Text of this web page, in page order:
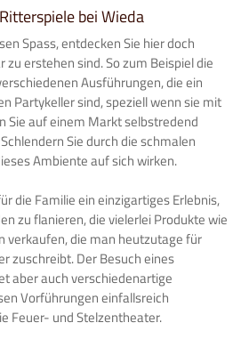
bei Wieda
Spass, entdecken Sie hier doch
erstehen sind. So zum Beispiel die
Ausführungen, die ein
Partykeller sind, speziell wenn sie mit
Sie auf einem Markt selbstredend
Sie durch die schmalen
Ambiente auf sich wirken.
die Familie ein einzigartiges Erlebnis,
zu flanieren, die vielerlei Produkte wie
verkaufen, die man heutzutage für
zuschreibt. Der Besuch eines
aber auch verschiedenartige
Vorführungen einfallsreich
Feuer- und Stelzentheater.